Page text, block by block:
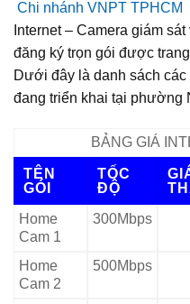
Chi nhánh VNPT TPHCM
Internet – Camera giám
đăng ký trọn gói được
Dưới đây là danh sách
đang triển khai tại phường
BẢNG GIÁ
TÊN
GÓI
TỐC
ĐỘ
Home
Cam 1
300Mbps
Home
Cam 2
500Mbps